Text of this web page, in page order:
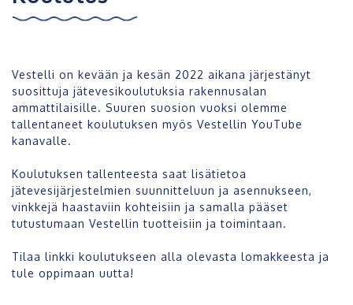
Vestelli on kevään ja kesän 2022 aikana järjestänyt
suosittuja jätevesikoulutuksia rakennusalan
ammattilaisille. Suuren suosion vuoksi olemme
tallentaneet koulutuksen myös Vestellin YouTube
kanavalle.
Koulutuksen tallenteesta saat lisätietoa
jätevesijärjestelmien suunnitteluun ja asennukseen,
vinkkejä haastaviin kohteisiin ja samalla pääset
tutustumaan Vestellin tuotteisiin ja toimintaan.
Tilaa linkki koulutukseen alla olevasta lomakkeesta ja
tule oppimaan uutta!